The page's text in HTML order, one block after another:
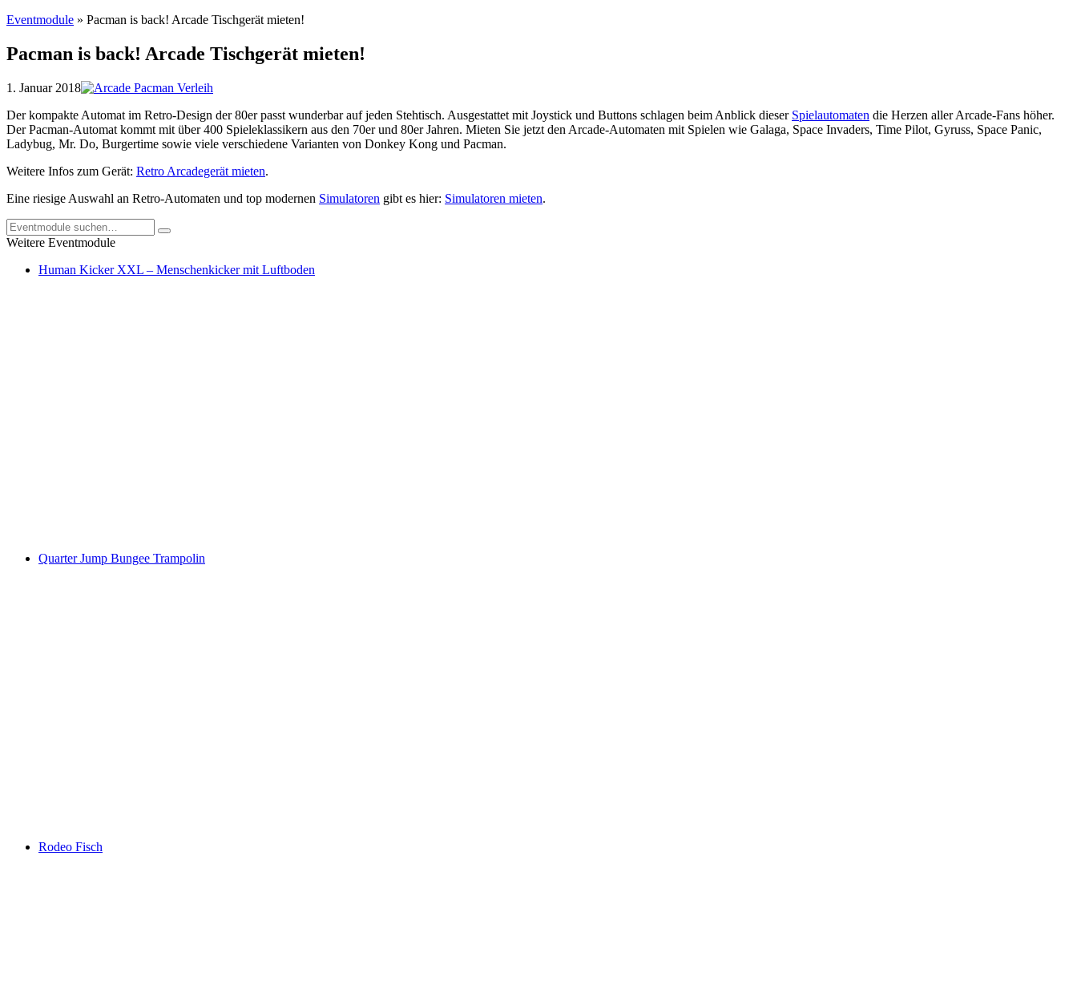
Eventmodule » Pacman is back! Arcade Tischgerät mieten!
Pacman is back! Arcade Tischgerät mieten!
1. Januar 2018
Der kompakte Automat im Retro-Design der 80er passt wunderbar auf jeden Stehtisch. Ausgestattet mit Joystick und Buttons schlagen beim Anblick dieser Spielautomaten die Herzen aller Arcade-Fans höher.
Der Pacman-Automat kommt mit über 400 Spieleklassikern aus den 70er und 80er Jahren. Mieten Sie jetzt den Arcade-Automaten mit Spielen wie Galaga, Space Invaders, Time Pilot, Gyruss, Space Panic,
Ladybug, Mr. Do, Burgertime sowie viele verschiedene Varianten von Donkey Kong und Pacman.
Weitere Infos zum Gerät: Retro Arcadegerät mieten.
Eine riesige Auswahl an Retro-Automaten und top modernen Simulatoren gibt es hier: Simulatoren mieten.
Weitere Eventmodule
Human Kicker XXL – Menschenkicker mit Luftboden
Quarter Jump Bungee Trampolin
Rodeo Fisch